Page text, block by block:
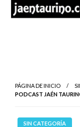
PÁGINA DE INICIO
PODCAST JAÉN
SIN CATEGORÍA